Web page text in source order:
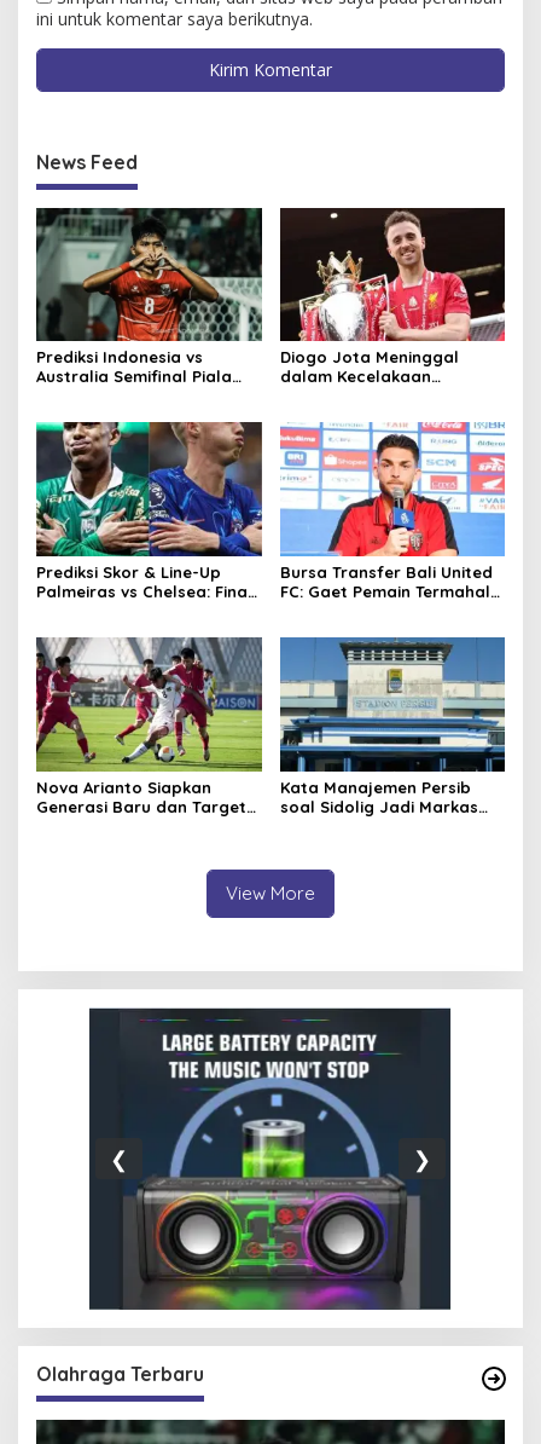
ini untuk komentar saya berikutnya.
News Feed
Prediksi Indonesia vs
Australia Semifinal Piala
Diogo Jota Meninggal
dalam Kecelakaan
ke Istri dan Anak
Prediksi Skor & Line-Up
Palmeiras vs Chelsea: Final
Bursa Transfer Bali United
FC: Gaet Pemain Termahal
Nova Arianto Siapkan
Generasi Baru dan Target
Kata Manajemen Persib
soal Sidolig Jadi Markas
View More
❮ ❯
Olahraga Terbaru